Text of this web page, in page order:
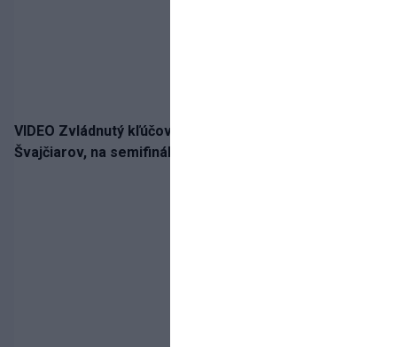
VIDEO Zvládnutý kľúčový krok! Osemnástka zdolala
Švajčiarov, na semifinále potrebuje pomoc favorita